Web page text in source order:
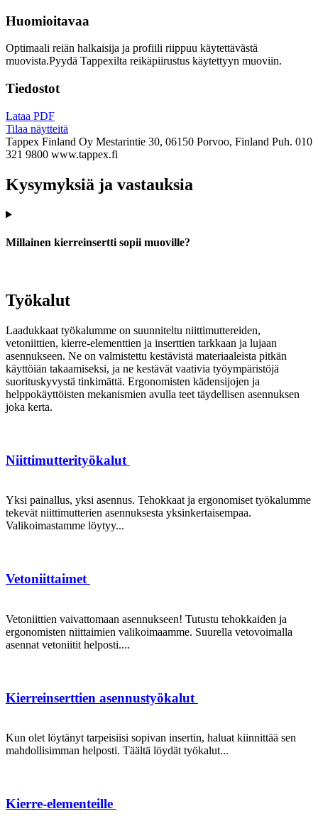
Huomioitavaa
Optimaali reiän halkaisija ja profiili riippuu käytettävästä
muovista.Pyydä Tappexilta reikäpiirustus käytettyyn muoviin.
Tiedostot
Lataa PDF
Tilaa näytteitä
Tappex Finland Oy Mestarintie 30, 06150 Porvoo, Finland Puh. 010
321 9800 www.tappex.fi
Kysymyksiä ja vastauksia
Millainen kierreinsertti sopii muoville?
Työkalut
Laadukkaat työkalumme on suunniteltu niittimuttereiden,
vetoniittien, kierre-elementtien ja inserttien tarkkaan ja lujaan
asennukseen. Ne on valmistettu kestävistä materiaaleista pitkän
käyttöiän takaamiseksi, ja ne kestävät vaativia työympäristöjä
suorituskyvystä tinkimättä. Ergonomisten kädensijojen ja
helppokäyttöisten mekanismien avulla teet täydellisen asennuksen
joka kerta.
Niittimutterityökalut
Yksi painallus, yksi asennus. Tehokkaat ja ergonomiset työkalumme
tekevät niittimutterien asennuksesta yksinkertaisempaa.
Valikoimastamme löytyy...
Vetoniittaimet
Vetoniittien vaivattomaan asennukseen! Tutustu tehokkaiden ja
ergonomisten niittaimien valikoimaamme. Suurella vetovoimalla
asennat vetoniitit helposti....
Kierreinserttien asennustyökalut
Kun olet löytänyt tarpeisiisi sopivan insertin, haluat kiinnittää sen
mahdollisimman helposti. Täältä löydät työkalut...
Kierre-elementeille